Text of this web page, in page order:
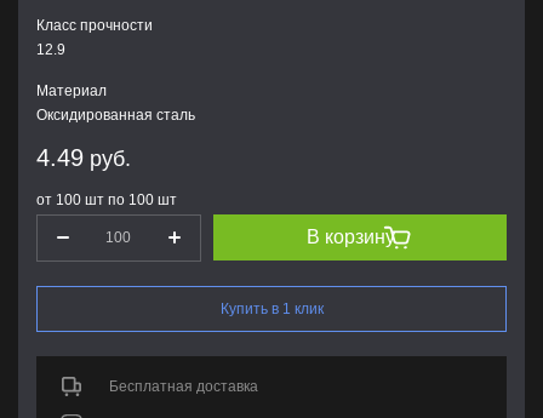
Класс прочности
12.9
Материал
Оксидированная сталь
4.49 руб.
от 100 шт по 100 шт
В корзину
Купить в 1 клик
Бесплатная доставка